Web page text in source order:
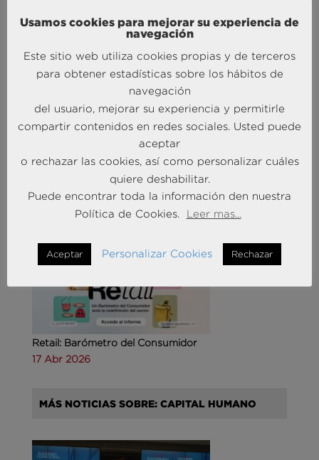
Agencias de viajes: del mostrador al taller de
14 May 2026
MÁS NOTICIAS SOBRE: CUSTOMER
EXPERIENCE
Retail: Barómetro del Consumidor
17 Abr 2026
MÁS NOTICIAS SOBRE: CAPITAL HUMANO
Usamos cookies para mejorar su experiencia de
navegación
Este sitio web utiliza cookies propias y de terceros
para obtener estadísticas sobre los hábitos de
navegación
del usuario, mejorar su experiencia y permitirle
compartir contenidos en redes sociales. Usted puede
aceptar
o rechazar las cookies, así como personalizar cuáles
quiere deshabilitar.
Puede encontrar toda la información den nuestra
Política de Cookies.
Leer mas...
Aceptar Personalizar Cookies Rechazar